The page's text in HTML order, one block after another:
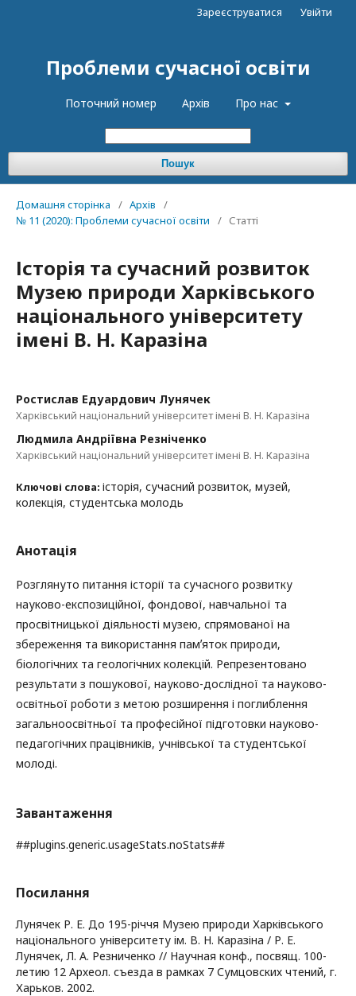
Проблеми сучасної освіти
Поточний номер Архів Про нас
Пошук
Зареєструватися Увійти
Домашня сторінка / Архів
/
№ 11 (2020): Проблеми сучасної освіти
/ Статті
Історія та сучасний розвиток
Музею природи Харківського
національного університету
імені В. Н. Каразіна
Ростислав Едуардович Лунячек
Харківський національний університет імені В. Н. Каразіна
Людмила Андріївна Резніченко
Харківський національний університет імені В. Н. Каразіна
Ключові слова: історія, сучасний розвиток, музей,
колекція, студентська молодь
Анотація
Розглянуто питання історії та сучасного розвитку
науково-експозиційної, фондової, навчальної та
просвітницької діяльності музею, спрямованої на
збереження та використання памʼяток природи,
біологічних та геологічних колекцій. Репрезентовано
результати з пошукової, науково-дослідної та науково-
освітньої роботи з метою розширення і поглиблення
загальноосвітньої та професійної підготовки науково-
педагогічних працівників, учнівської та студентської
молоді.
Завантаження
##plugins.generic.usageStats.noStats##
Посилання
Лунячек Р. Е. До 195-річчя Музею природи Харківського
національного університету ім. В. Н. Каразіна / Р. Е.
Лунячек, Л. А. Резниченко // Научная конф., посвящ. 100-
летию 12 Археол. съезда в рамках 7 Сумцовских чтений, г.
Харьков. 2002.